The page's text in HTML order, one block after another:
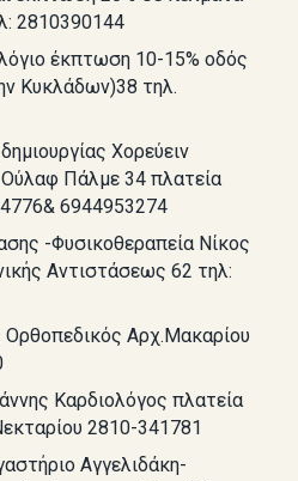
2810390144
έκπτωση 10-15% οδός
Κυκλάδων)38 τηλ.
Χορεύειν
Πάλμε 34 πλατεία
6944953274
-Φυσικοθεραπεία Νίκος
Αντιστάσεως 62 τηλ:
Ορθοπεδικός Αρχ.Μακαρίου
Καρδιολόγος πλατεία
2810-341781
Αγγελιδάκη-